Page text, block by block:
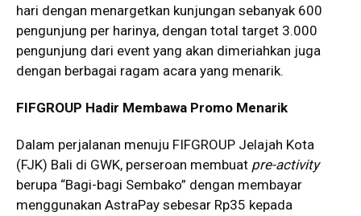
hari dengan menargetkan kunjungan sebanyak 600
pengunjung per harinya, dengan total target 3.000
pengunjung dari event yang akan dimeriahkan juga
dengan berbagai ragam acara yang menarik.
FIFGROUP Hadir Membawa Promo Menarik
Dalam perjalanan menuju FIFGROUP Jelajah Kota
(FJK) Bali di GWK, perseroan membuat pre-activity
berupa “Bagi-bagi Sembako” dengan membayar
menggunakan AstraPay sebesar Rp35 kepada